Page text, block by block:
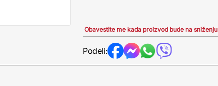
Obavestite me kada proizvod bude na sniženju
Podeli: